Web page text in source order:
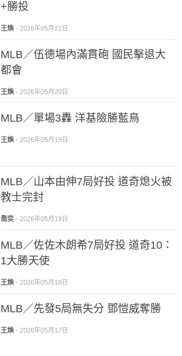
+勝投
王煥 - 2026年05月21日
MLB／伍德場內滿貫砲 國民擊退大
都會
王煥 - 2026年05月20日
MLB／單場3轟 洋基險勝藍鳥
王煥 - 2026年05月19日
MLB／山本由伸7局好投 道奇熄火被
教士完封
喬奕 - 2026年05月19日
MLB／佐佐木朗希7局好投 道奇10：
1大勝天使
王煥 - 2026年05月18日
MLB／先發5局無失分 鄧愷威奪勝
王煥 - 2026年05月17日